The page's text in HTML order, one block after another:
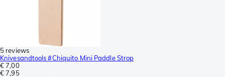
5 reviews
Knivesandtools #Chiquito Mini Paddle Strop
€ 7,00
€ 7,95